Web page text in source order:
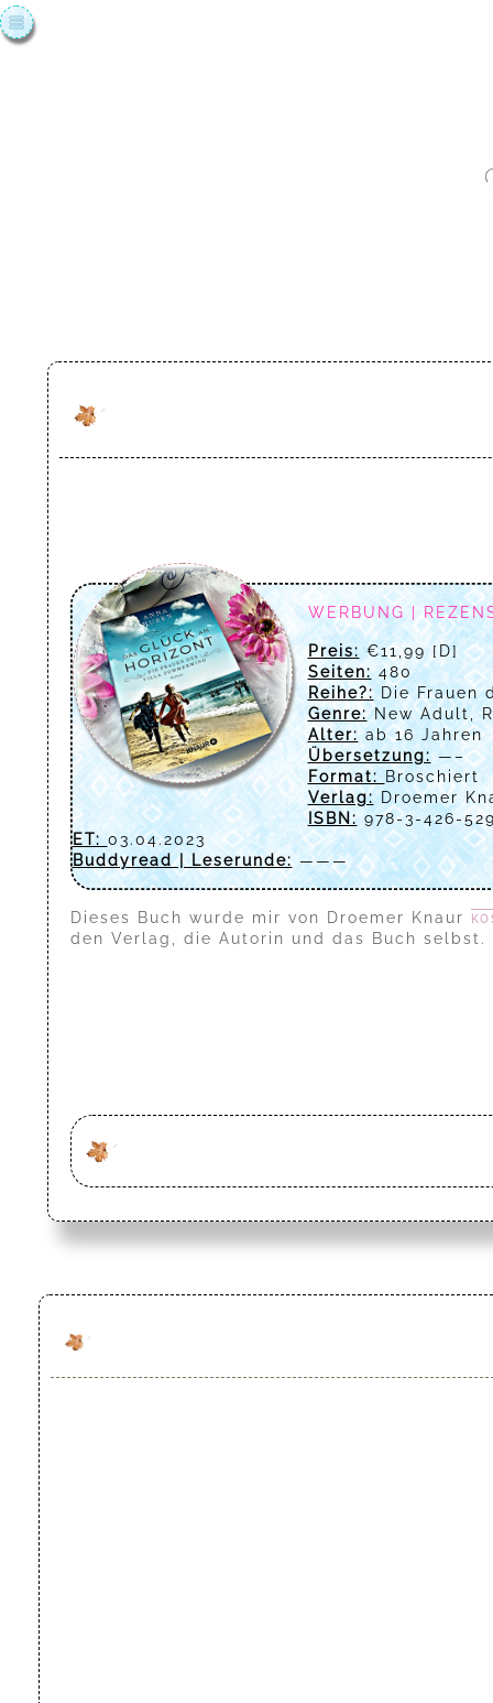
WERBUNG |
Preis: €11,99 [D]
Seiten:480
Reihe?:Die Frauen
Genre:New Adult,
Alter: ab 16 Jahren
Übersetzung: —–
Format: Broschiert
Verlag:Droemer
ISBN:978-3-426-
ET: 03.04.2023
Buddyread | Leserunde:———
Dieses Buch wurde mir von Droemer Knaur
den Verlag, die Autorin und das Buch selbst.